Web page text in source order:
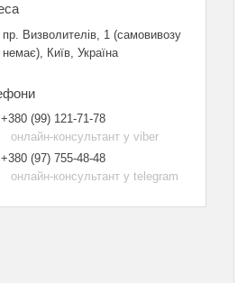
пр. Визволителів, 1 (самовивозу
немає), Київ, Україна
+380 (99) 121-71-78
онлайн-консультант у viber
+380 (97) 755-48-48
онлайн-консультант у telegram